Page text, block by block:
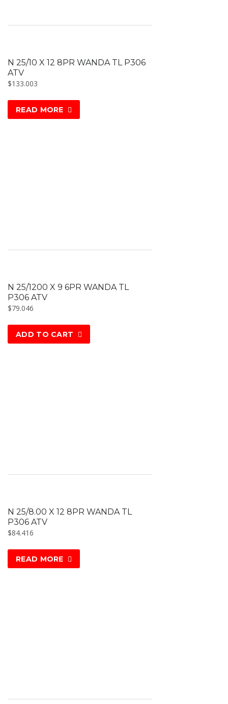
N 25/10 X 12 8PR WANDA TL P306
ATV
$133.003
READ MORE
N 25/1200 X 9 6PR WANDA TL
P306 ATV
$79.046
ADD TO CART
N 25/8.00 X 12 8PR WANDA TL
P306 ATV
$84.416
READ MORE